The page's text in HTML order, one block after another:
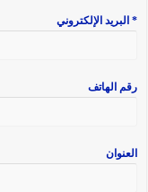
* البريد الإلكتروني
رقم الهاتف
العنوان